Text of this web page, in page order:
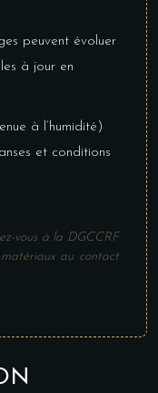
peuvent évoluer
à jour en
à l’humidité)
et conditions
vous à la DGCCRF
au contact